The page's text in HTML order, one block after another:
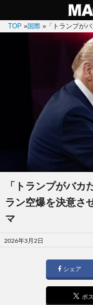
TOP »国際 » 「トランプが
「トランプがバカ
ラン空爆を決意さ
マ
投
稿
2026年3月2日
シェア
ポ